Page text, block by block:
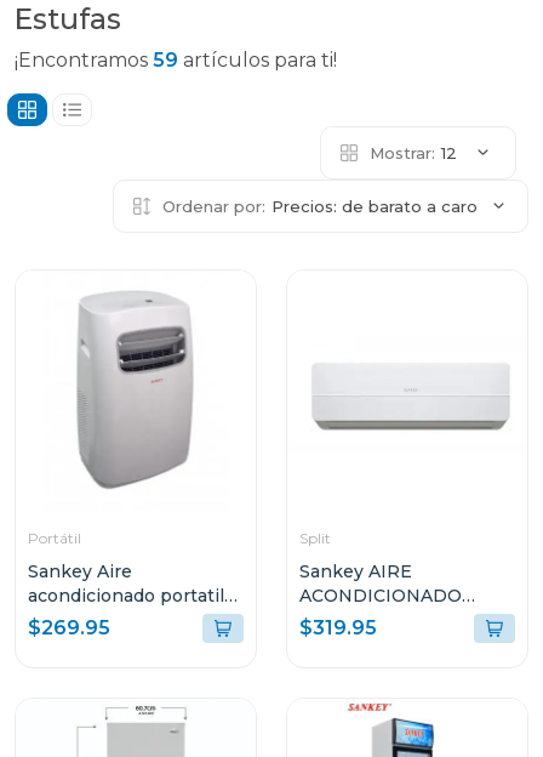
Estufas
¡Encontramos 59 artículos para ti!
Mostrar: 12
Ordenar por: Precios: de barato a caro
Portátil
Sankey Aire
acondicionado portatil
de 12000btu 1204
$269.95
Split
Sankey AIRE
ACONDICIONADO
SPLIT DE 18000BTU
R410G1
$319.95